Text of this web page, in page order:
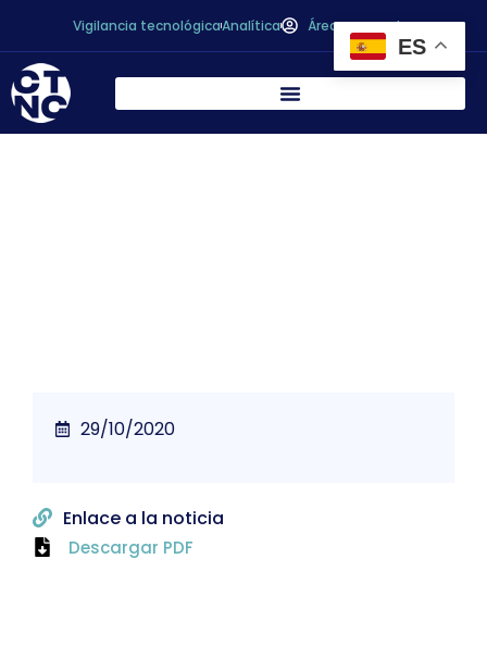
Vigilancia tecnológicaAnalítica Área personal
29/10/2020
Enlace a la noticia
Descargar PDF
ES